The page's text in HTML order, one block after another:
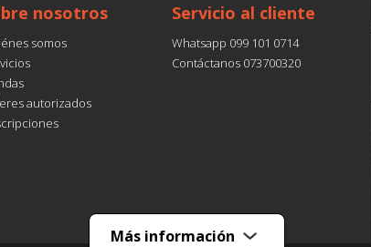
nosotros
somos
autorizados
Servicio al cliente
Whatsapp 099 101 0714
Contáctanos 073700320
Más información